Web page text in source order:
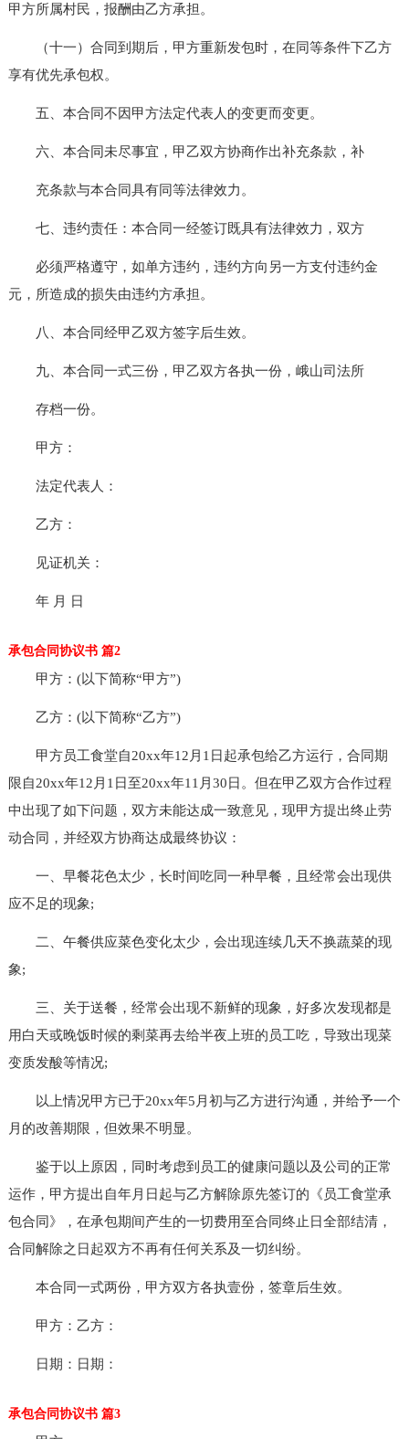
甲方所属村民，报酬由乙方承担。
（十一）合同到期后，甲方重新发包时，在同等条件下乙方
享有优先承包权。
五、本合同不因甲方法定代表人的变更而变更。
六、本合同未尽事宜，甲乙双方协商作出补充条款，补
充条款与本合同具有同等法律效力。
七、违约责任：本合同一经签订既具有法律效力，双方
必须严格遵守，如单方违约，违约方向另一方支付违约金
元，所造成的损失由违约方承担。
八、本合同经甲乙双方签字后生效。
九、本合同一式三份，甲乙双方各执一份，峨山司法所
存档一份。
甲方：
法定代表人：
乙方：
见证机关：
年 月 日
承包合同协议书 篇2
甲方：(以下简称“甲方”)
乙方：(以下简称“乙方”)
甲方员工食堂自20xx年12月1日起承包给乙方运行，合同期
限自20xx年12月1日至20xx年11月30日。但在甲乙双方合作过程
中出现了如下问题，双方未能达成一致意见，现甲方提出终止劳
动合同，并经双方协商达成最终协议：
一、早餐花色太少，长时间吃同一种早餐，且经常会出现供
应不足的现象;
二、午餐供应菜色变化太少，会出现连续几天不换蔬菜的现
象;
三、关于送餐，经常会出现不新鲜的现象，好多次发现都是
用白天或晚饭时候的剩菜再去给半夜上班的员工吃，导致出现菜
变质发酸等情况;
以上情况甲方已于20xx年5月初与乙方进行沟通，并给予一个
月的改善期限，但效果不明显。
鉴于以上原因，同时考虑到员工的健康问题以及公司的正常
运作，甲方提出自年月日起与乙方解除原先签订的《员工食堂承
包合同》，在承包期间产生的一切费用至合同终止日全部结清，
合同解除之日起双方不再有任何关系及一切纠纷。
本合同一式两份，甲方双方各执壹份，签章后生效。
甲方：乙方：
日期：日期：
承包合同协议书 篇3